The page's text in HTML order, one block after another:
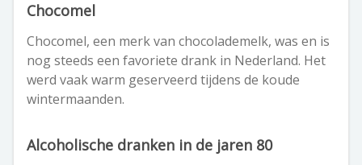
Chocomel
Chocomel, een merk van chocolademelk, was en is
nog steeds een favoriete drank in Nederland. Het
werd vaak warm geserveerd tijdens de koude
wintermaanden.
Alcoholische dranken in de jaren 80